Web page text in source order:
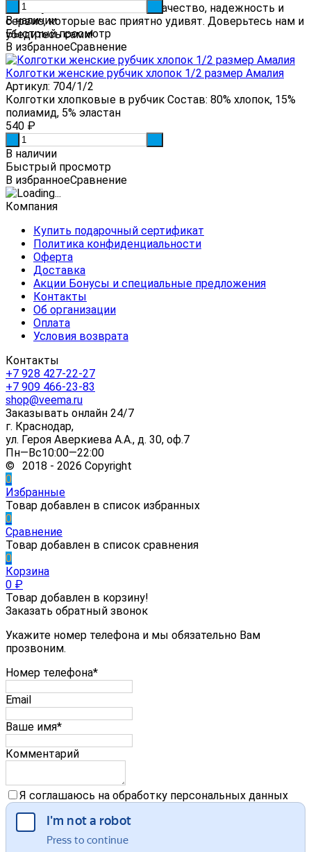
Почему мы?
Veema.ru — это качество, надежность и
сервис, которые вас приятно удивят. Доверьтесь нам и
убедитесь сами!
В наличии
Быстрый просмотр
В избранноеСравнение
Колготки женские рубчик хлопок 1/2 размер Амалия
Артикул: 704/1/2
Колготки хлопковые в рубчик Состав: 80% хлопок, 15%
полиамид, 5% эластан
540 ₽
В наличии
Быстрый просмотр
В избранноеСравнение
Компания
Купить подарочный сертификат
Политика конфиденциальности
Оферта
Доставка
Акции Бонусы и специальные предложения
Контакты
Об организации
Оплата
Условия возврата
Контакты
+7 928 427-22-27
+7 909 466-23-83
shop@veema.ru
Заказывать онлайн 24/7
г. Краснодар,
ул. Героя Аверкиева А.А., д. 30, оф.7
Пн—Вс10:00—22:00
© 2018 - 2026 Copyright
0
Избранные
Товар добавлен в список избранных
0
Сравнение
Товар добавлен в список сравнения
0
Корзина
0 ₽
Товар добавлен в корзину!
Заказать обратный звонок
Укажите номер телефона и мы обязательно Вам
прозвоним.
Номер телефона*
Email
Ваше имя*
Комментарий
Я соглашаюсь на обработку персональных данных